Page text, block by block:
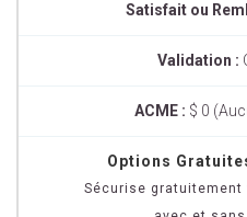
Satisfait ou
Validation :
ACME : $ 0
Options
Sécurise gratuitement